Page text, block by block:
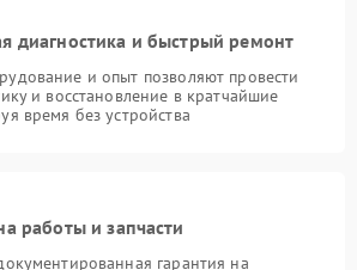
диагностика и быстрый ремонт
и опыт позволяют провести
и восстановление в кратчайшие
время без устройства
работы и запчасти
гарантия на